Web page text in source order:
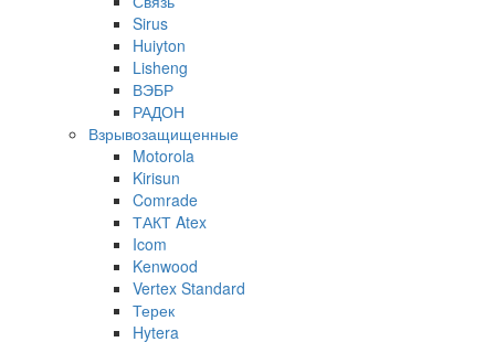
Sirus
Huiyton
Lisheng
ВЭБР
РАДОН
Взрывозащищенные
Motorola
Kirisun
Comrade
ТАКТ Atex
Icom
Kenwood
Vertex Standard
Терек
Hytera